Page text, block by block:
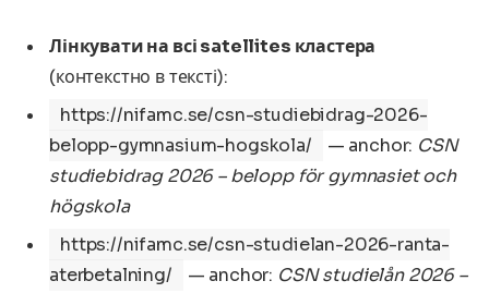
Лінкувати на всі satellites кластера
(контекстно в тексті):
https://nifamc.se/csn-studiebidrag-2026-
belopp-gymnasium-hogskola/
— anchor: CSN
studiebidrag 2026 – belopp för gymnasiet och
högskola
https://nifamc.se/csn-studielan-2026-ranta-
aterbetalning/
— anchor: CSN studielån 2026 –